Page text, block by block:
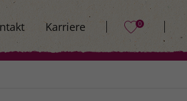
Karriere 0